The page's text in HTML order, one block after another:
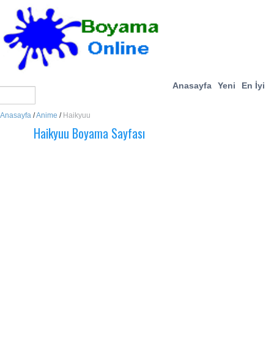
Anasayfa Yeni En İyi
Anasayfa /Anime / Haikyuu
Haikyuu Boyama Sayfası